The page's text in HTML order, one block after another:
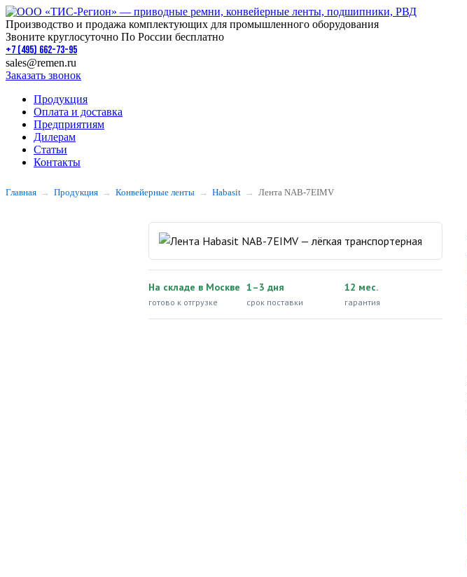
Производство и продажа комплектующих для промышленного оборудования
Звоните круглосуточно По России бесплатно
+7 (495) 662-73-95
sales@remen.ru
Заказать звонок
Продукция
Оплата и доставка
Предприятиям
Дилерам
Статьи
Контакты
Главная Продукция Конвейерные ленты Habasit Лента NAB-7EIMV
На складе в Москве
готово к отгрузке
1–3 дня
срок поставки
12 мес.
гарантия